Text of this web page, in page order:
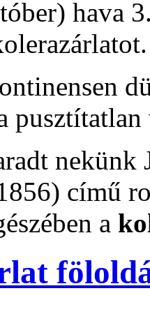
hava
pusztítatlan
című
a